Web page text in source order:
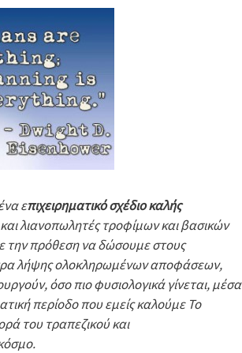
επιχειρηματικό σχέδιο καλής
λιανοπωλητές τροφίμων και βασικών
την πρόθεση να δώσουμε στους
λήψης ολοκληρωμένων αποφάσεων,
όσο πιο φυσιολογικά γίνεται, μέσα
περίοδο που εμείς καλούμε Το
του τραπεζικού και